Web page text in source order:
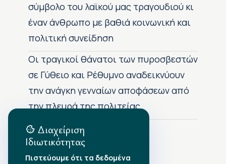
σύμβολο του λαϊκού μας τραγουδιού κι
έναν άνθρωπο με βαθιά κοινωνική και
πολιτική συνείδηση
Οι τραγικοί θάνατοι των πυροσβεστών
σε Γύθειο και Ρέθυμνο αναδεικνύουν
την ανάγκη γενναίων αποφάσεων από
την πλευρά της πολιτείας
Αρχείο Δημοσιεύσεων
Διαχείριση
Ιδιωτικότητας
Πιστεύουμε ότι τα δεδομένα